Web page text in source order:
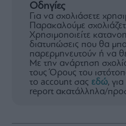
Οδηγίες
Για να σχολιάσετε
Παρακαλούμε
Χρησιμοποιείτε
διατυπώσεις που θα
παρερμηνευτούν ή να
Με την ανάρτηση
τους Όρους του
το account σας εδώ,
report ακατάλληλα/